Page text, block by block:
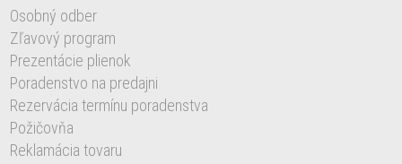
Osobný odber
Zľavový program
Prezentácie plienok
Poradenstvo na predajni
Rezervácia termínu poradenstva
Požičovňa
Reklamácia tovaru